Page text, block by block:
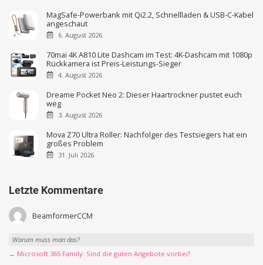
MagSafe-Powerbank mit Qi2.2, Schnellladen & USB-C-Kabel
angeschaut
6. August 2026
70mai 4K A810 Lite Dashcam im Test: 4K-Dashcam mit 1080p
Rückkamera ist Preis-Leistungs-Sieger
4. August 2026
Dreame Pocket Neo 2: Dieser Haartrockner pustet euch
weg
3. August 2026
Mova Z70 Ultra Roller: Nachfolger des Testsiegers hat ein
großes Problem
31. Juli 2026
Letzte Kommentare
BeamformerCCM
Warum muss man das?
→ Microsoft 365 Family: Sind die guten Angebote vorbei?